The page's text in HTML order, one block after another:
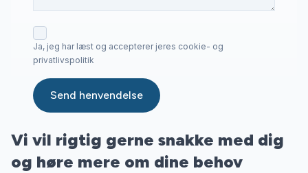
Ja, jeg har læst og accepterer jeres cookie- og
privatlivspolitik
Send henvendelse
Vi vil rigtig gerne snakke med dig
og høre mere om dine behov